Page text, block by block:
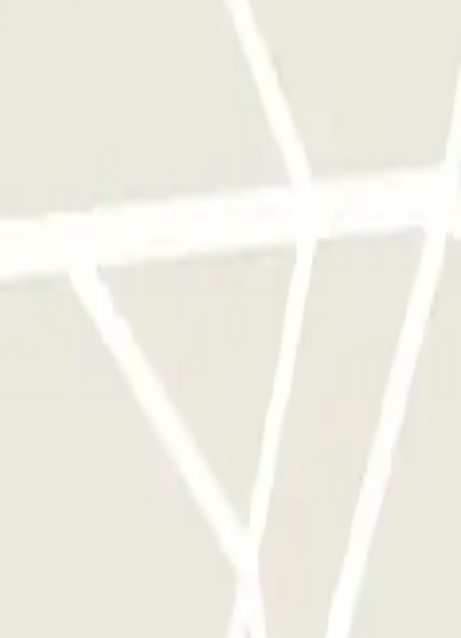
priorità d'ingresso, dovrai fare la fila o attendere se il
una sola volta
disponibili su Parclick.
tutte le volte che vorrai.